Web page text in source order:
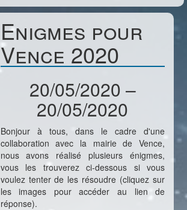
Enigmes pour
Vence 2020
20/05/2020 –
20/05/2020
Bonjour à tous, dans le cadre d'une
collaboration avec la mairie de Vence,
nous avons réalisé plusieurs énigmes,
vous les trouverez ci-dessous si vous
voulez tenter de les résoudre (cliquez sur
les images pour accéder au lien de
réponse).